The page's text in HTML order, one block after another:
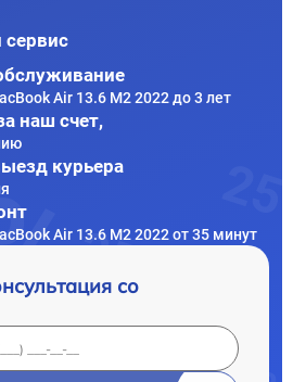
Air 13.6 M2 2022 до 3 лет
наш счет,
курьера
Air 13.6 M2 2022 от 35 минут
со